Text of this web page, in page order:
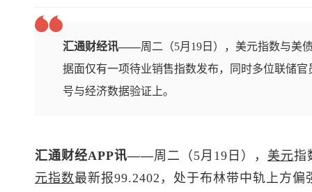
汇通财经讯——周二（5月19日），美元指数与美
据面仅有一项待业销售指数发布，同时多位联储
号与经济数据验证上。
汇通财经APP讯——周二（5月19日）， 美元指
元指数最新报99.2402，处于布林带中轨上方